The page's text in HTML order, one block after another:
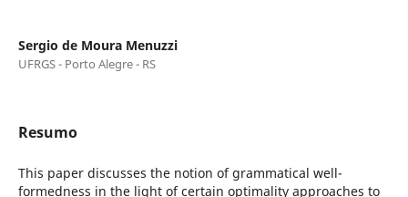
Sergio de Moura Menuzzi
UFRGS - Porto Alegre - RS
Resumo
This paper discusses the notion of grammatical well-
formedness in the light of certain optimality approaches to